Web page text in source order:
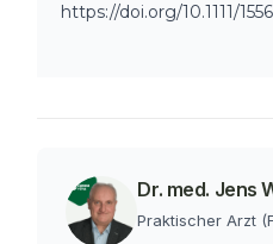
https://doi.org/10.1111/
Dr. med. Jens
Praktischer Arzt